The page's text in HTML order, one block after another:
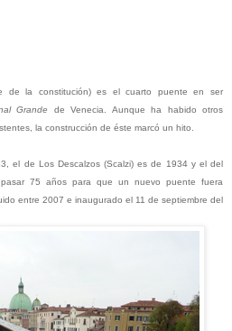
de la constitución) es el cuarto puente en ser
Grande de Venecia. Aunque ha habido otros
la construcción de éste marcó un hito.
el de Los Descalzos (Scalzi) es de 1934 y el del
75 años para que un nuevo puente fuera
entre 2007 e inaugurado el 11 de septiembre del